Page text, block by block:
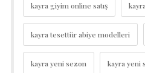
kayra giyim online satış
kayra tesettür abiye modelleri
kayra yeni sezon kayra yeni